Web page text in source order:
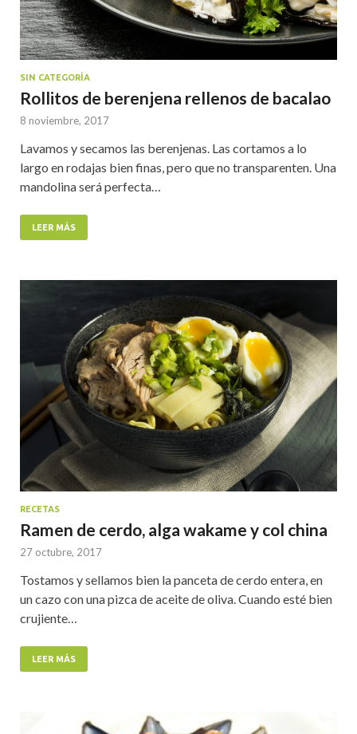
SIN CATEGORÍA
Rollitos de berenjena rellenos de bacalao
8 noviembre, 2017
Lavamos y secamos las berenjenas. Las cortamos a lo
largo en rodajas bien finas, pero que no transparenten. Una
mandolina será perfecta…
LEER MÁS
RECETAS
Ramen de cerdo, alga wakame y col china
27 octubre, 2017
Tostamos y sellamos bien la panceta de cerdo entera, en
un cazo con una pizca de aceite de oliva. Cuando esté bien
crujiente…
LEER MÁS